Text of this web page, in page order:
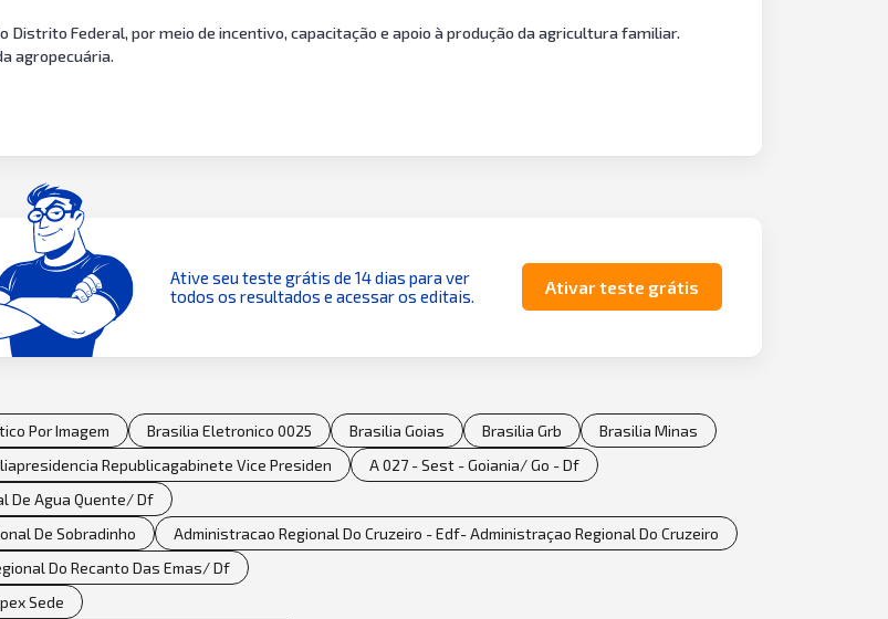
Federal, por meio de incentivo, capacitação e apoio à produção da agricultura familiar.
agropecuária.
Ative seu teste grátis de 14 dias para ver
todos os resultados e acessar os editais.
Ativar teste grátis
Por Imagem Brasilia Eletronico 0025 Brasilia Goias Brasilia Grb
Brasilia Minas
Republicagabinete Vice Presiden
A 027 - Sest - Goiania/ Go - Df
De Agua Quente/ Df
De Sobradinho
Administracao Regional Do Cruzeiro - Edf- Administraçao Regional Do Cruzeiro
Do Recanto Das Emas/ Df
Sede